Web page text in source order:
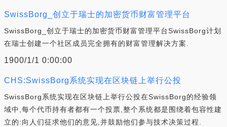
SwissBorg_创立于瑞士的加密货币财富管理平台
SwissBorg_创立于瑞士的加密货币财富管理平台SwissBorg计划
在瑞士创建一个社区成员完全拥有的财富管理解决方案.
1900/1/1 0:00:00
CHS:SwissBorg系统实现在区块链上举行公投
SwissBorg系统实现在区块链上举行公投在SwissBorg的经验领
域中,每个代币持有者都有一个投票,整个系统都是围绕着包容性建
立的:向人们征求他们的意见,并鼓励他们参与技术决策过程.